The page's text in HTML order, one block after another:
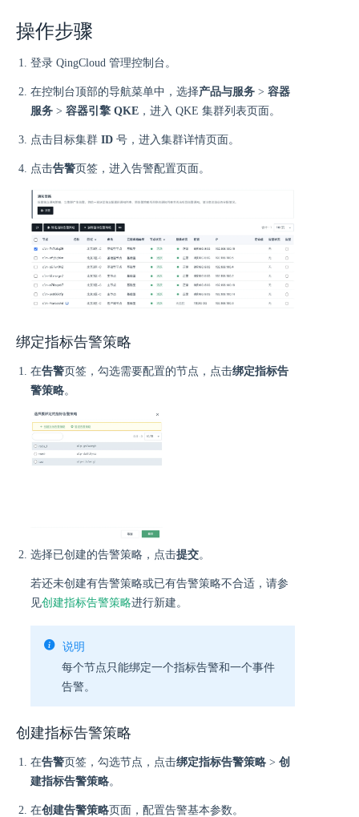
操作步骤
登录 QingCloud 管理控制台。
在控制台顶部的导航菜单中，选择产品与服务 > 容器
服务 > 容器引擎 QKE ，进入 QKE 集群列表页面。
点击目标集群 ID 号，进入集群详情页面。
点击告警页签，进入告警配置页面。
绑定指标告警策略
在告警页签，勾选需要配置的节点，点击绑定指标告
警策略。
选择已创建的告警策略，点击提交。
若还未创建有告警策略或已有告警策略不合适，请参
见创建指标告警策略进行新建。
说明
每个节点只能绑定一个指标告警和一个事件
告警。
创建指标告警策略
在告警页签，勾选节点，点击绑定指标告警策略 > 创
建指标告警策略。
在创建告警策略页面，配置告警基本参数。